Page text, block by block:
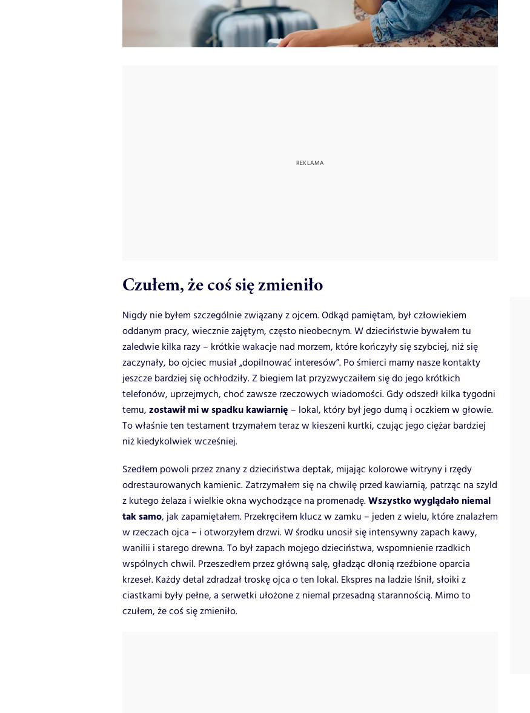
Czułem, że coś się zmieniło
Nigdy nie byłem szczególnie związany z ojcem. Odkąd pamiętam, był człowiekiem
oddanym pracy, wiecznie zajętym, często nieobecnym. W dzieciństwie bywałem tu
zaledwie kilka razy – krótkie wakacje nad morzem, które kończyły się szybciej, niż się
zaczynały, bo ojciec musiał „dopilnować interesów”. Po śmierci mamy nasze kontakty
jeszcze bardziej się ochłodziły. Z biegiem lat przyzwyczaiłem się do jego krótkich
telefonów, uprzejmych, choć zawsze rzeczowych wiadomości. Gdy odszedł kilka tygodni
temu, zostawił mi w spadku kawiarnię – lokal, który był jego dumą i oczkiem w głowie.
To właśnie ten testament trzymałem teraz w kieszeni kurtki, czując jego ciężar bardziej
niż kiedykolwiek wcześniej.
Szedłem powoli przez znany z dzieciństwa deptak, mijając kolorowe witryny i rzędy
odrestaurowanych kamienic. Zatrzymałem się na chwilę przed kawiarnią, patrząc na szyld
z kutego żelaza i wielkie okna wychodzące na promenadę.Wszystko wyglądało niemal
tak samo, jak zapamiętałem. Przekręciłem klucz w zamku – jeden z wielu, które znalazłem
w rzeczach ojca – i otworzyłem drzwi. W środku unosił się intensywny zapach kawy,
wanilii i starego drewna. To był zapach mojego dzieciństwa, wspomnienie rzadkich
wspólnych chwil. Przeszedłem przez główną salę, gładząc dłonią rzeźbione oparcia
krzeseł. Każdy detal zdradzał troskę ojca o ten lokal. Ekspres na ladzie lśnił, słoiki z
ciastkami były pełne, a serwetki ułożone z niemal przesadną starannością. Mimo to
czułem, że coś się zmieniło.